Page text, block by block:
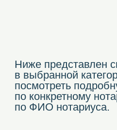
Ниже представлен
в выбранной
посмотреть
по конкретному
по ФИО нотариуса.